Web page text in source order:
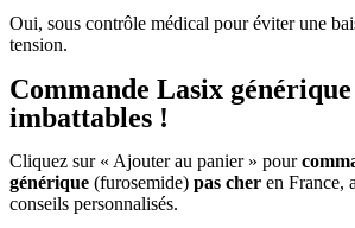
Oui, sous contrôle médical pour éviter une
tension.
Commande Lasix
imbattables !
Cliquez sur « Ajouter au panier » pour
générique (furosemide) pas cher en France,
conseils personnalisés.